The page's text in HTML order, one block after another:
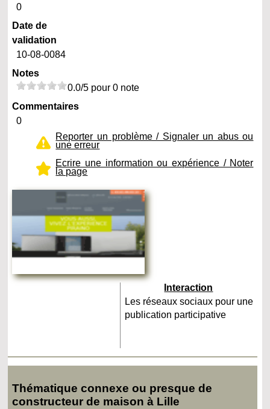
0
Date de
validation
10-08-0084
Notes
0.0/5 pour 0 note
Commentaires
0
Reporter un problème / Signaler un abus ou
une erreur
Ecrire une information ou expérience / Noter
la page
Interaction
Les réseaux sociaux pour une
publication participative
Thématique connexe ou presque de
constructeur de maison à Lille